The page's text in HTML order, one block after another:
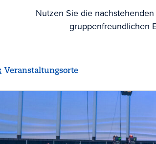
Nutzen Sie die
gruppenfreundlichen
Veranstaltungsorte